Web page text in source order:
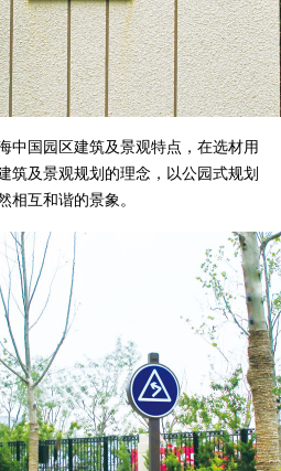
中国园区建筑及景观特点，在选材用
筑及景观规划的理念，以公园式规划
相互和谐的景象。